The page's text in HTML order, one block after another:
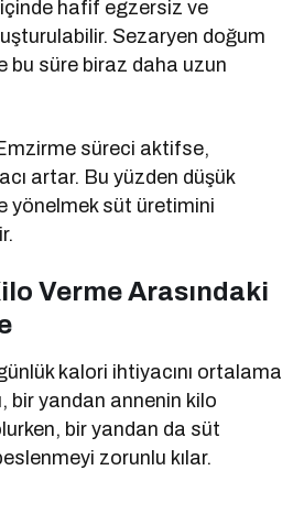
hafif egzersiz ve
Sezaryen doğum
bu süre biraz daha uzun
süreci aktifse,
artar. Bu yüzden düşük
yönelmek süt üretimini
Verme Arasındaki
kalori ihtiyacını ortalama
bir yandan annenin kilo
bir yandan da süt
zorunlu kılar.